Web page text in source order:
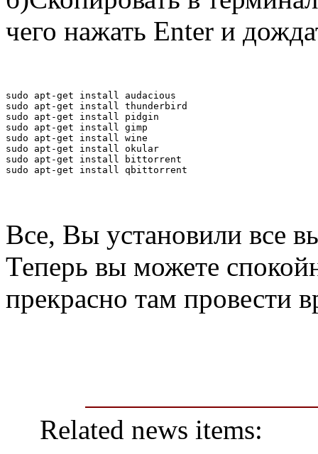
чего нажать Enter и
sudo apt-get install audacious
sudo apt-get install thunderbird
sudo apt-get install pidgin
sudo apt-get install gimp
sudo apt-get install wine
sudo apt-get install okular
sudo apt-get install bittorrent
sudo apt-get install qbittorrent
Все, Вы установили все
Теперь вы можете
прекрасно там провести
Related news items: